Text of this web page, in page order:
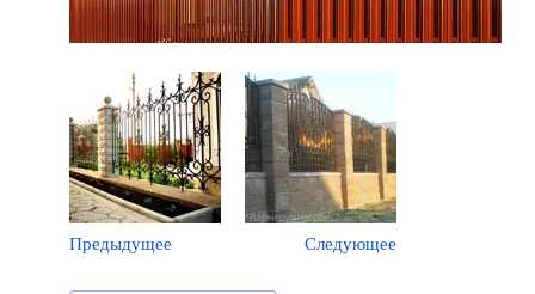
Предыдущее Следующее